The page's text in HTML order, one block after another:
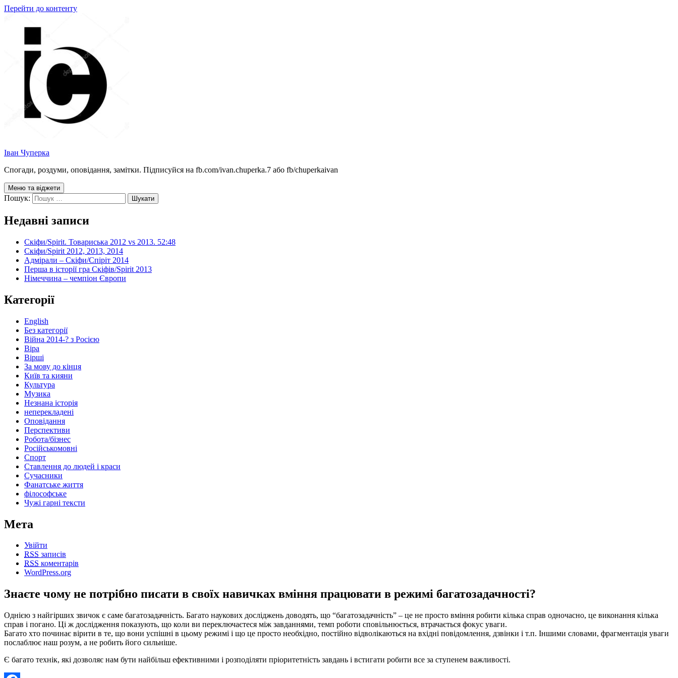
Перейти до контенту
Іван Чуперка
Спогади, роздуми, оповідання, замітки. Підписуйся на fb.com/ivan.chuperka.7 або fb/chuperkaivan
Меню та віджети
Пошук:
Недавні записи
Скіфи/Spirit. Товариська 2012 vs 2013. 52:48
Скіфи/Spirit 2012, 2013, 2014
Адмірали – Скіфи/Спіріт 2014
Перша в історії гра Скіфів/Spirit 2013
Німеччина – чемпіон Європи
Категорії
English
Без категорії
Війна 2014-? з Росією
Віра
Вірші
За мову до кінця
Київ та кияни
Культура
Музика
Незнана історія
неперекладені
Оповідання
Перспективи
Робота/бізнес
Російськомовні
Спорт
Ставлення до людей і краси
Сучасники
Фанатське життя
філософське
Чужі гарні тексти
Мета
Увійти
RSS записів
RSS коментарів
WordPress.org
Знаєте чому не потрібно писати в своїх навичках вміння працювати в режимі багатозадачності?
Однією з найгірших звичок є саме багатозадачність. Багато наукових досліджень доводять, що “багатозадачність” – це не просто вміння робити кілька справ одночасно, це виконання кілька
справ і погано. Ці ж дослідження показують, що коли ви переключаєтеся між завданнями, темп роботи сповільнюється, втрачається фокус уваги.
Багато хто починає вірити в те, що вони успішні в цьому режимі і що це просто необхідно, постійно відволікаються на вхідні повідомлення, дзвінки і т.п. Іншими словами, фрагментація уваги
послаблює наш розум, а не робить його сильніше.
Є багато технік, які дозволяє нам бути найбільш ефективними і розподіляти пріоритетність завдань і встигати робити все за ступенем важливості.